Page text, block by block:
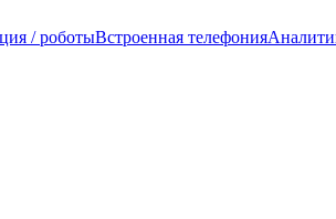
/ роботыВстроенная телефония